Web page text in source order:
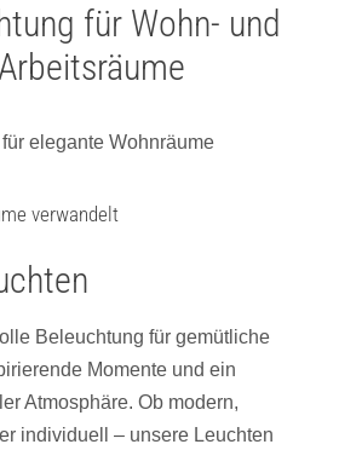
für Wohn- und
Arbeitsräume
verwandelt
Beleuchtung für gemütliche
Momente und ein
Atmosphäre. Ob modern,
individuell – unsere Leuchten